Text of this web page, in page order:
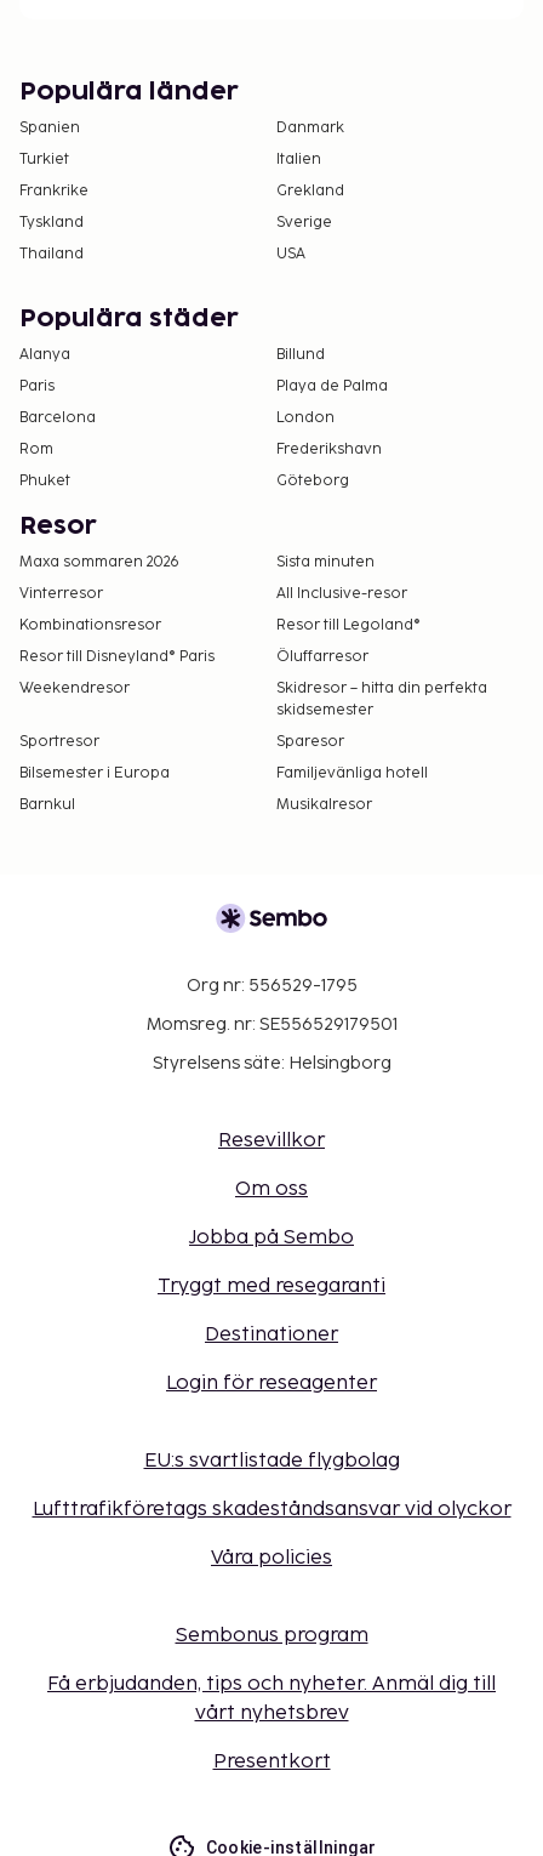
Populära länder
Spanien
Danmark
Turkiet
Italien
Frankrike
Grekland
Tyskland
Sverige
Thailand
USA
Populära städer
Alanya
Billund
Paris
Playa de Palma
Barcelona
London
Rom
Frederikshavn
Phuket
Göteborg
Resor
Maxa sommaren 2026
Sista minuten
Vinterresor
All Inclusive-resor
Kombinationsresor
Resor till Legoland®
Resor till Disneyland® Paris
Öluffarresor
Weekendresor
Skidresor – hitta din perfekta
skidsemester
Sportresor
Sparesor
Bilsemester i Europa
Familjevänliga hotell
Barnkul
Musikalresor
Org nr: 556529-1795
Momsreg. nr: SE556529179501
Styrelsens säte: Helsingborg
Resevillkor
Om oss
Jobba på Sembo
Tryggt med resegaranti
Destinationer
Login för reseagenter
EU:s svartlistade flygbolag
Lufttrafikföretags skadeståndsansvar vid olyckor
Våra policies
Sembonus program
Få erbjudanden, tips och nyheter. Anmäl dig till
vårt nyhetsbrev
Presentkort
Cookie-inställningar